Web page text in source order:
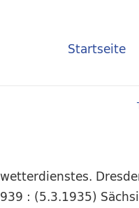
Startseite
: (5.3.1935)